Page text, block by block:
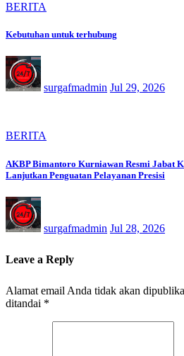
BERITA
Kebutuhan untuk terhubung
surgafmadmin Jul 29, 2026
BERITA
AKBP Bimantoro Kurniawan Resmi Jabat
Lanjutkan Penguatan Pelayanan Presisi
surgafmadmin Jul 28, 2026
Leave a Reply
Alamat email Anda tidak akan
ditandai *